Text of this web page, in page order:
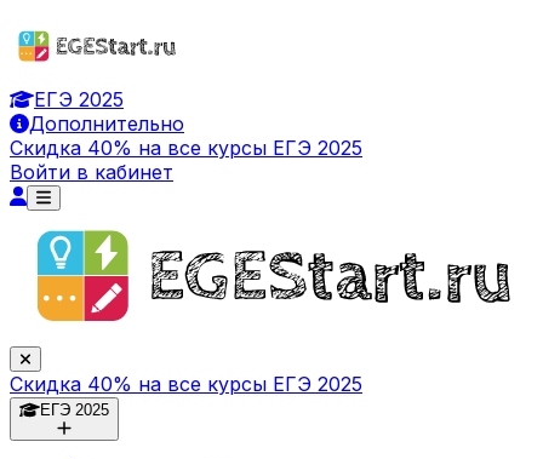
ЕГЭ 2025
Дополнительно
Скидка 40% на все курсы ЕГЭ 2025
Войти в кабинет
Скидка 40% на все курсы ЕГЭ 2025
ЕГЭ 2025